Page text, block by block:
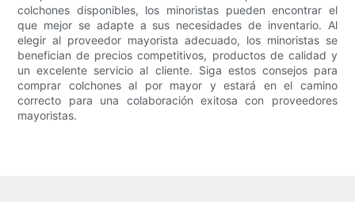
colchones disponibles, los minoristas pueden encontrar el
que mejor se adapte a sus necesidades de inventario. Al
elegir al proveedor mayorista adecuado, los minoristas se
benefician de precios competitivos, productos de calidad y
un excelente servicio al cliente. Siga estos consejos para
comprar colchones al por mayor y estará en el camino
correcto para una colaboración exitosa con proveedores
mayoristas.